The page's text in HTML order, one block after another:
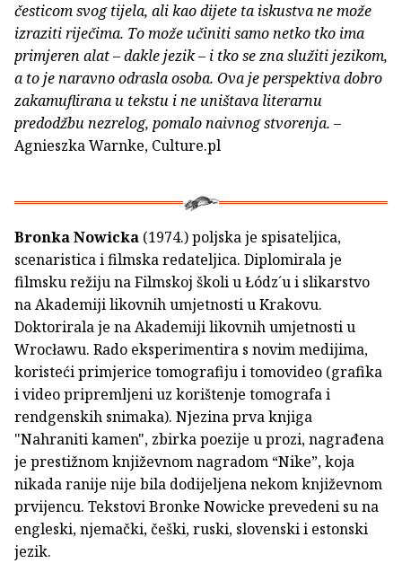
česticom svog tijela, ali kao dijete ta iskustva ne može
izraziti riječima. To može učiniti samo netko tko ima
primjeren alat – dakle jezik – i tko se zna služiti jezikom,
a to je naravno odrasla osoba. Ova je perspektiva dobro
zakamuflirana u tekstu i ne uništava literarnu
predodžbu nezrelog, pomalo naivnog stvorenja. –
Agnieszka Warnke, Culture.pl
Bronka Nowicka (1974.) poljska je spisateljica,
scenaristica i filmska redateljica. Diplomirala je
filmsku režiju na Filmskoj školi u Łódz´u i slikarstvo
na Akademiji likovnih umjetnosti u Krakovu.
Doktorirala je na Akademiji likovnih umjetnosti u
Wrocławu. Rado eksperimentira s novim medijima,
koristeći primjerice tomografiju i tomovideo (grafika
i video pripremljeni uz korištenje tomografa i
rendgenskih snimaka). Njezina prva knjiga
"Nahraniti kamen", zbirka poezije u prozi, nagrađena
je prestižnom književnom nagradom “Nike”, koja
nikada ranije nije bila dodijeljena nekom književnom
prvijencu. Tekstovi Bronke Nowicke prevedeni su na
engleski, njemački, češki, ruski, slovenski i estonski
jezik.